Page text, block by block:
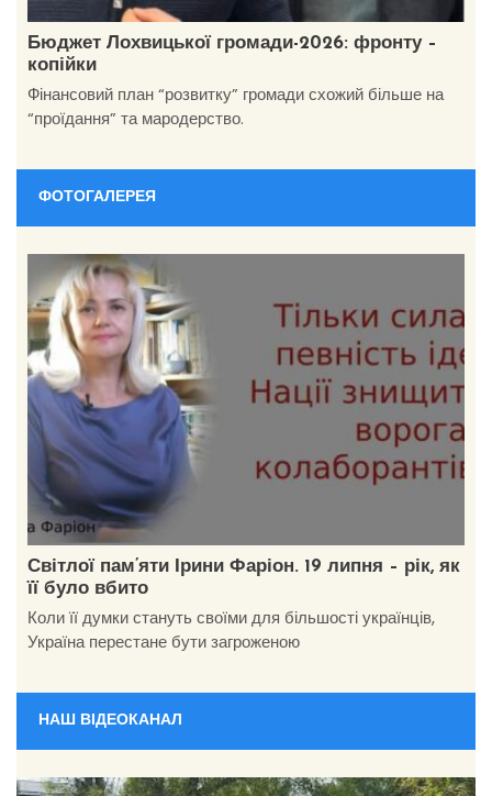
Бюджет Лохвицької громади-2026: фронту –
копійки
Фінансовий план “розвитку” громади схожий більше на
“проїдання” та мародерство.
ФОТОГАЛЕРЕЯ
Світлої пам’яти Ірини Фаріон. 19 липня – рік, як
її було вбито
Коли її думки стануть своїми для більшості українців,
Україна перестане бути загроженою
НАШ ВІДЕОКАНАЛ